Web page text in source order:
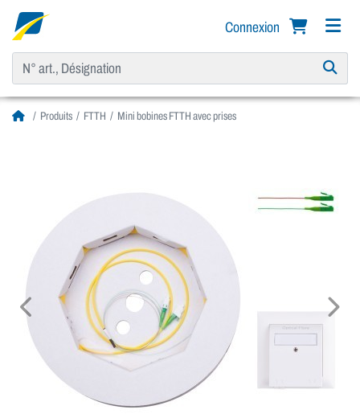
Connexion
Produits FTTH Mini bobines FTTH avec prises